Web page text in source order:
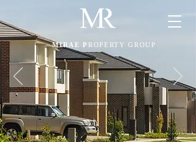
MIRAE P ROPERTY GROUP